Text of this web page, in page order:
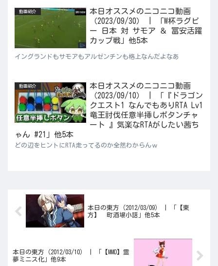
動画紹介
本日オススメのニコニコ動画
（2023/09/30） | 「W杯ラグビ
ー 日本 対 サモア ＆ 冨安活躍
カップ戦」他5本
イングランドもサモアもアルゼンチンも格上なんだよなあ
動画紹介
本日オススメのニコニコ動画
（2023/09/10） | 「『ドラゴン
クエスト1 なんでもありRTA Lv1
竜王討伐任意半挿しボタンチャ
ート 』気楽なRTAがしたい茜ち
ゃん #21」他5本
どの辺をヒントにRTA走ってるのか全然わからんｗ
本日の東方（2012/03/09） | 「【東
方】 町酒場小話」他5本
本日の東方（2012/03/10） | 「【MMD】霊
夢ミニス化」他9本